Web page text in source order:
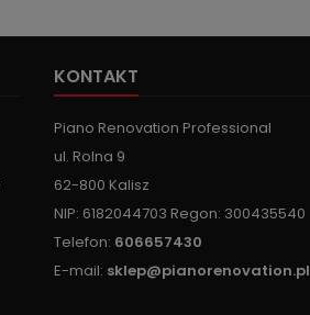
KONTAKT
Piano Renovation Professional
ul. Rolna 9
62-800 Kalisz
NIP: 6182044703 Regon: 300435540
Telefon: 606657430
E-mail: sklep@pianorenovation.pl